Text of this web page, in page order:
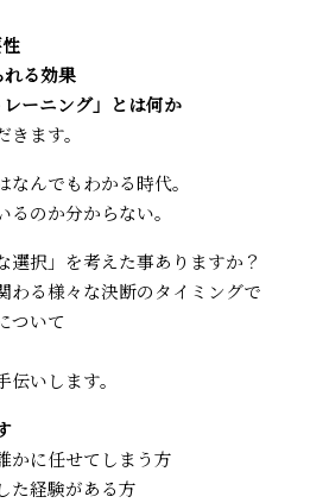
る効果
ーニング」とは何か
ます。
んでもわかる時代。
のか分からない。
選択」を考えた事ありますか？
わる様々な決断のタイミングで
ついて
いします。
かに任せてしまう方
た経験がある方